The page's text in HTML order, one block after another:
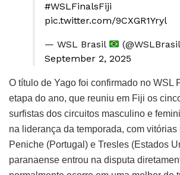
#WSLFinalsFiji
pic.twitter.com/9CXGR1Yryl
— WSL Brasil
September 2, 2025
O título de Yago foi confirmado no WSL
etapa do ano, que reuniu em Fiji os
surfistas dos circuitos masculino e
na liderança da temporada, com vitórias
Peniche (Portugal) e Tresles (Estados
paranaense entrou na disputa